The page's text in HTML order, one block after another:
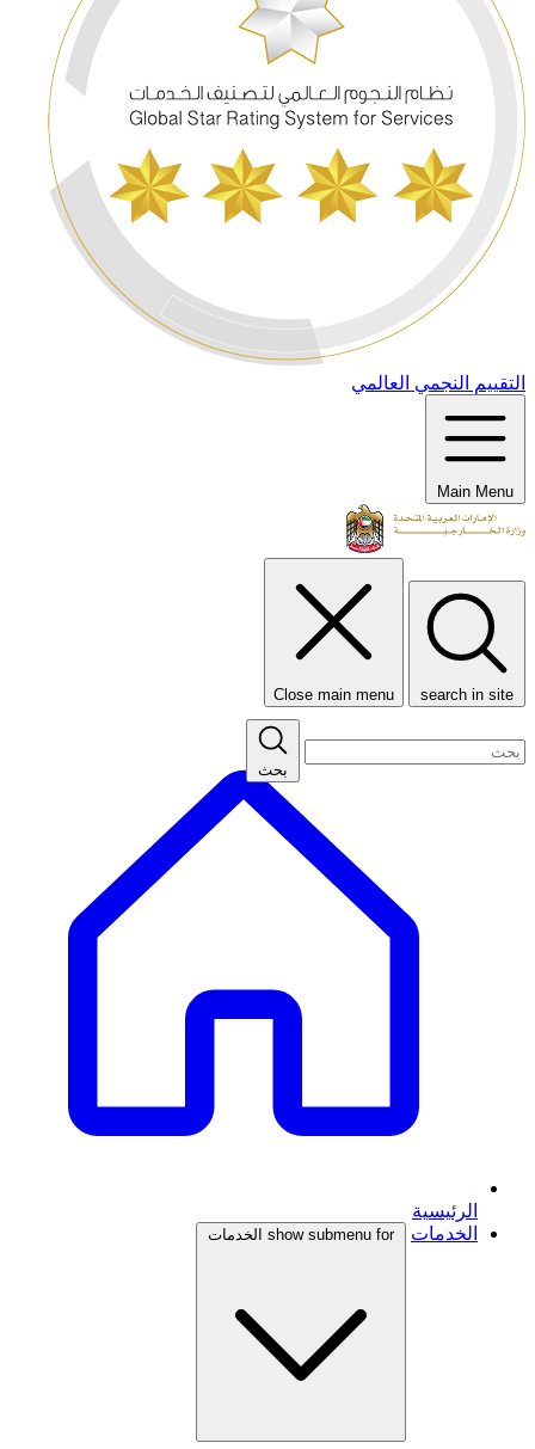
التقييم النجمي العالمي
Main Menu
search in site
Close main menu
بحث
الرئيسية
الخدمات
show submenu for الخدمات